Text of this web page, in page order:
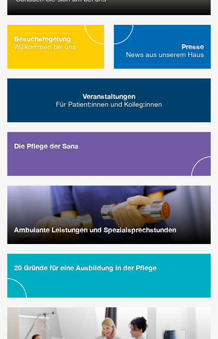
Besuchsregelung
Willkommen bei uns Presse
News aus unserem Haus
Veranstaltungen
Für Patient:innen und Kolleg:innen
Die Pflege der Sana
Ambulante Leistungen und Spezialsprechstunden
20 Gründe für eine Ausbildung in der Pflege